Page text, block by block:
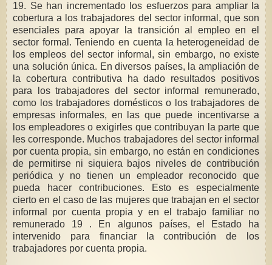
19. Se han incrementado los esfuerzos para ampliar la
cobertura a los trabajadores del sector informal, que son
esenciales para apoyar la transición al empleo en el
sector formal. Teniendo en cuenta la heterogeneidad de
los empleos del sector informal, sin embargo, no existe
una solución única. En diversos países, la ampliación de
la cobertura contributiva ha dado resultados positivos
para los trabajadores del sector informal remunerado,
como los trabajadores domésticos o los trabajadores de
empresas informales, en las que puede incentivarse a
los empleadores o exigirles que contribuyan la parte que
les corresponde. Muchos trabajadores del sector informal
por cuenta propia, sin embargo, no están en condiciones
de permitirse ni siquiera bajos niveles de contribución
periódica y no tienen un empleador reconocido que
pueda hacer contribuciones. Esto es especialmente
cierto en el caso de las mujeres que trabajan en el sector
informal por cuenta propia y en el trabajo familiar no
remunerado 19 . En algunos países, el Estado ha
intervenido para financiar la contribución de los
trabajadores por cuenta propia.